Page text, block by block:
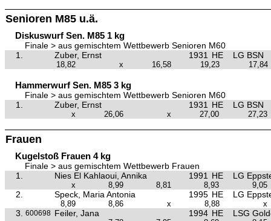
Senioren M85 u.ä.
Diskuswurf Sen. M85 1 kg
Finale > aus gemischtem Wettbewerb Senioren M60
1.
Zuber, Ernst 1931 HE LG BSN
18,82 x 16,58 19,23 17,84
Hammerwurf Sen. M85 3 kg
Finale > aus gemischtem Wettbewerb Senioren M60
1.
Zuber, Ernst 1931 HE LG BSN
x 26,06 x 27,00 27,23
Frauen
Kugelstoß Frauen 4 kg
Finale > aus gemischtem Wettbewerb Frauen
1.
Nies El Kahlaoui, Annika 1991 HE LG
x 8,99 8,81 8,93 9,05
2. Speck, Maria Antonia 1995 HE LG
8,89 8,86 x 8,88 x
3. 600698 Feiler, Jana 1994 HE LSG